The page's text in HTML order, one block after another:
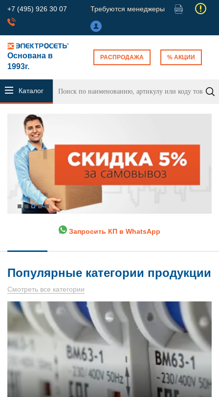
+7 (495) 926 30 07 Требуются менеджеры
Основана в
1993г.
РАСПРОДАЖА % АКЦИИ
Каталог
продукции
Запросить КП в WhatsApp
Популярные категории продукции
Смотреть все категории